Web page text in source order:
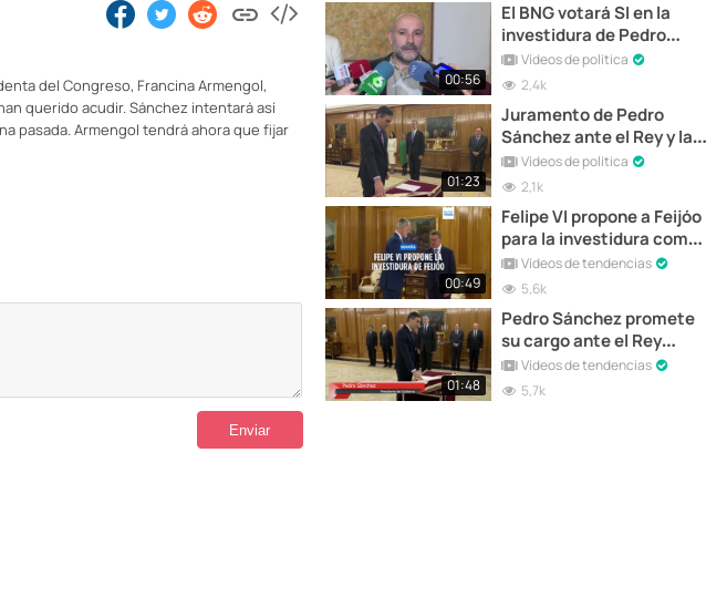
del Congreso, Francina Armengol,
querido acudir. Sánchez intentará así
pasada. Armengol tendrá ahora que fijar
00:56
El BNG votará SI en la
investidura de Pedro
Sanchez
Vídeos de política
2,4k
01:23
Juramento de Pedro
Sánchez ante el Rey y la
Constitución
Vídeos de política
2,1k
00:49
Felipe VI propone a Feijóo
para la investidura como
Presidente del Gobierno
Vídeos de tendencias
5,6k
01:48
Pedro Sánchez promete
su cargo ante el Rey
Felipe VI
Vídeos de tendencias
5,7k